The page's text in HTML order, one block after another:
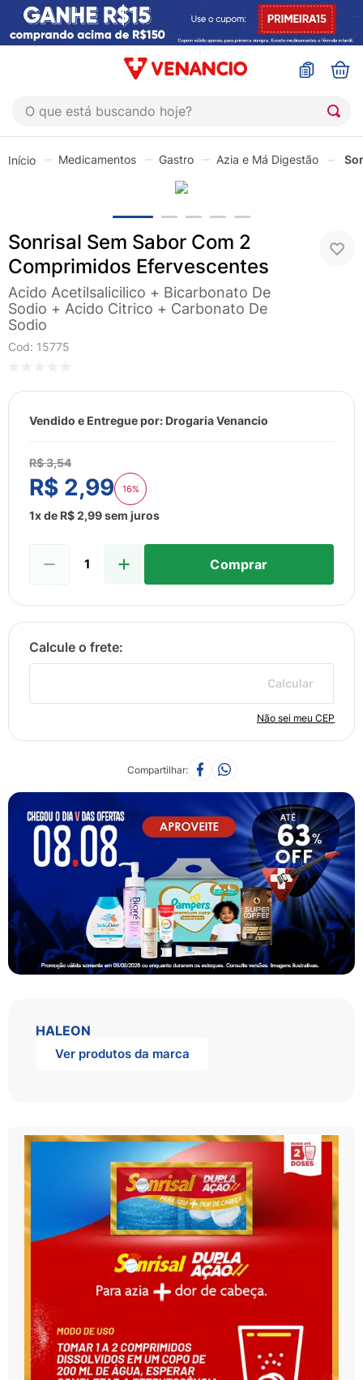
O que está buscando hoje?
Medicamentos Gastro Azia e Má Digestão
Sonrisal Sem Sabor Com 2
Comprimidos Efervescentes
Acido Acetilsalicilico + Bicarbonato De
Sodio + Acido Citrico + Carbonato De
Sodio
Cod: 15775
Vendido e Entregue por: Drogaria Venancio
R$3,54
R$ 2,99 16%
1x de R$2,99sem juros
Comprar
Não sei meu CEP
Calcular
Compartilhar
HALEON
Ver produtos da marca
1º
sinustrat
4º
shampoo
6º
fly gotas
9º
lenço umedecido
10º desodorante